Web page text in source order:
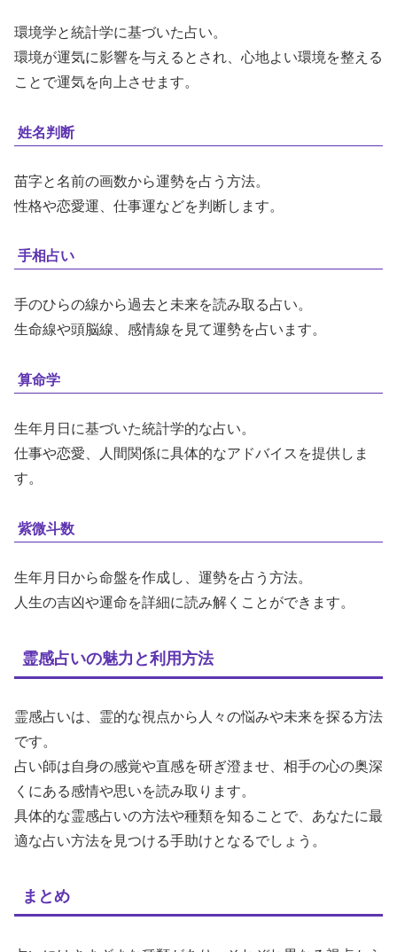
環境学と統計学に基づいた占い。
環境が運気に影響を与えるとされ、心地よい環境を整える
ことで運気を向上させます。
姓名判断
苗字と名前の画数から運勢を占う方法。
性格や恋愛運、仕事運などを判断します。
手相占い
手のひらの線から過去と未来を読み取る占い。
生命線や頭脳線、感情線を見て運勢を占います。
算命学
生年月日に基づいた統計学的な占い。
仕事や恋愛、人間関係に具体的なアドバイスを提供しま
す。
紫微斗数
生年月日から命盤を作成し、運勢を占う方法。
人生の吉凶や運命を詳細に読み解くことができます。
霊感占いの魅力と利用方法
霊感占いは、霊的な視点から人々の悩みや未来を探る方法
です。
占い師は自身の感覚や直感を研ぎ澄ませ、相手の心の奥深
くにある感情や思いを読み取ります。
具体的な霊感占いの方法や種類を知ることで、あなたに最
適な占い方法を見つける手助けとなるでしょう。
まとめ